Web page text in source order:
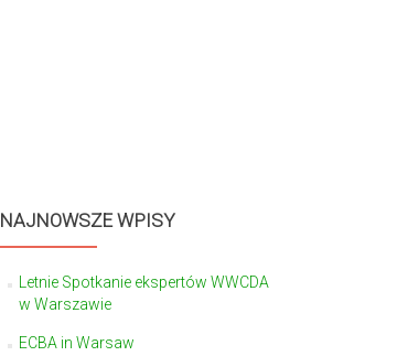
NAJNOWSZE WPISY
Letnie Spotkanie ekspertów WWCDA
w Warszawie
ECBA in Warsaw